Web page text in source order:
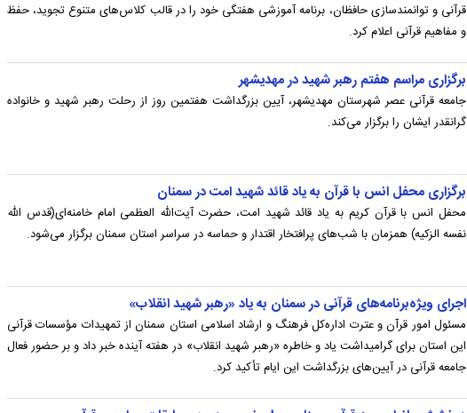
قرآنی و توانمندسازی حافظان، برنامه‌ آموزشی هفتگی خود را در قالب کلاس‌های متنوع تجوید، حفظ
و مفاهیم قرآنی اعلام کرد.
برگزاری مراسم هفتم رهبر شهید در مهدیشهر
جامعه قرآنی عصر شهرستان مهدیشهر، آیین بزرگداشت هفتمین روز از رحلت رهبر شهید و خانواده
گرانقدر ایشان را برگزار می‌کند.
برگزاری محفل انس با قرآن به یاد قائد شهید امت در سمنان
محفل انس با قرآن کریم به یاد قائد شهید امت، حضرت آیت‌الله العظمی امام خامنه‌ای(قدس‌ الله
نفسه الزکیه) همزمان با شب‌های پرافتخار اقتدار و حماسه در سراسر استان سمنان برگزار می‌شود.
اجرای ویژه‌برنامه‌های قرآنی در سمنان به یاد «رهبر شهید انقلاب»
مسئول امور قرآن و عترت اداره‌کل فرهنگ و ارشاد اسلامی استان سمنان از تمهیدات مؤسسات قرآنی
این استان برای گرامیداشت یاد و خاطره «رهبر شهید انقلاب» در هفته آینده خبر داد و بر حضور فعال
جامعه قرآنی در آیین‌های بزرگداشت این ایام تأکید کرد.